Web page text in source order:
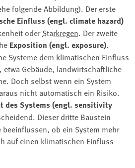
folgende Abbildung). Der erste
Einfluss (engl. climate hazard)
oderStarkregen. Der zweite
Exposition (engl. exposure).
Systeme dem klimatischen Einfluss
etwa Gebäude, landwirtschaftliche
Doch selbst wenn ein System
nicht automatisch ein Risiko.
des Systems (engl. sensitivity
Dieser dritte Baustein
ob ein System mehr
auf einen klimatischen Einfluss